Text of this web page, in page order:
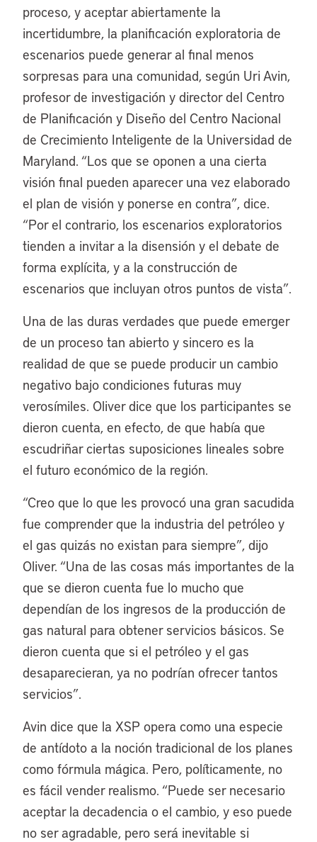
proceso, y aceptar abiertamente la
incertidumbre, la planificación exploratoria de
escenarios puede generar al final menos
sorpresas para una comunidad, según Uri Avin,
profesor de investigación y director del Centro
de Planificación y Diseño del Centro Nacional
de Crecimiento Inteligente de la Universidad de
Maryland. “Los que se oponen a una cierta
visión final pueden aparecer una vez elaborado
el plan de visión y ponerse en contra”, dice.
“Por el contrario, los escenarios exploratorios
tienden a invitar a la disensión y el debate de
forma explícita, y a la construcción de
escenarios que incluyan otros puntos de vista”.
Una de las duras verdades que puede emerger
de un proceso tan abierto y sincero es la
realidad de que se puede producir un cambio
negativo bajo condiciones futuras muy
verosímiles. Oliver dice que los participantes se
dieron cuenta, en efecto, de que había que
escudriñar ciertas suposiciones lineales sobre
el futuro económico de la región.
“Creo que lo que les provocó una gran sacudida
fue comprender que la industria del petróleo y
el gas quizás no existan para siempre”, dijo
Oliver. “Una de las cosas más importantes de la
que se dieron cuenta fue lo mucho que
dependían de los ingresos de la producción de
gas natural para obtener servicios básicos. Se
dieron cuenta que si el petróleo y el gas
desaparecieran, ya no podrían ofrecer tantos
servicios”.
Avin dice que la XSP opera como una especie
de antídoto a la noción tradicional de los planes
como fórmula mágica. Pero, políticamente, no
es fácil vender realismo. “Puede ser necesario
aceptar la decadencia o el cambio, y eso puede
no ser agradable, pero será inevitable si